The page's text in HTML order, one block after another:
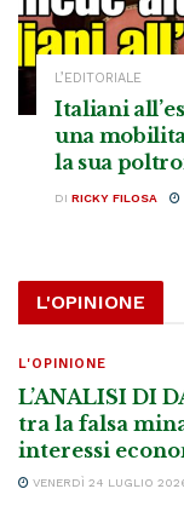
L’EDITORIALE
Italiani
una
la sua
DI RICKY FILOSA
L'OPINIONE
L'OPINIONE
L’ANALISI DI
tra la falsa
interessi
VENERDÌ 24 LUGLIO